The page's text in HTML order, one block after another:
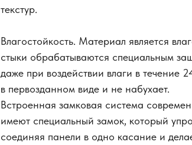
текстур.
Влагостойкость. Материал является
стыки обрабатываются специальным
даже при воздействии влаги в течение
в первозданном виде и не набухает.
Встроенная замковая система
имеют специальный замок, который
соединяя панели в одно касание и